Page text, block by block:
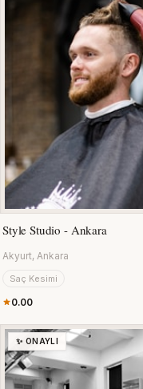
Style Studio - Ankara
Akyurt, Ankara
Saç Kesimi
0.00
✨ ONAYLI